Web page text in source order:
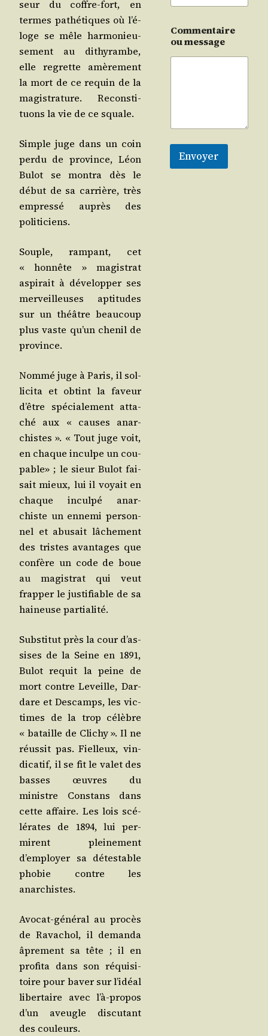
seur du coffre-fort, en
termes pathé­tiques où l’é­
loge se mêle har­mo­nieu­
se­ment au dithy­rambe,
elle regrette amè­re­ment
la mort de ce requin de la
magis­tra­ture. Recons­ti­
tuons la vie de ce squale.
Simple juge dans un coin
per­du de pro­vince, Léon
Bulot se mon­tra dès le
début de sa car­rière, très
empres­sé auprès des
politiciens.
Souple, ram­pant, cet
« hon­nête » magis­trat
aspi­rait à déve­lop­per ses
mer­veilleuses apti­tudes
sur un théâtre beau­coup
plus vaste qu’un che­nil de
province.
Nom­mé juge à Paris, il sol­
li­ci­ta et obtint la faveur
d’être spé­cia­le­ment atta­
ché aux « causes anar­
chistes ». « Tout juge voit,
en chaque inculpe un cou­
pable» ; le sieur Bulot fai­
sait mieux, lui il voyait en
chaque incul­pé anar­
chiste un enne­mi per­son­
nel et abu­sait lâche­ment
des tristes avan­tages que
confère un code de boue
au magis­trat qui veut
frap­per le jus­ti­fiable de sa
hai­neuse partialité.
Sub­sti­tut près la cour d’as­
sises de la Seine en 1891,
Bulot requit la peine de
mort contre Leveille, Dar­
dare et Des­camps, les vic­
times de la trop célèbre
« bataille de Cli­chy ». Il ne
réus­sit pas. Fiel­leux, vin­
di­ca­tif, il se fit le valet des
basses œuvres du
ministre Constans dans
cette affaire. Les lois scé­
lé­rates de 1894, lui per­
mirent plei­ne­ment
d’employer sa détes­table
pho­bie contre les
anarchistes.
Avo­cat-géné­ral au pro­cès
de Rava­chol, il deman­da
âpre­ment sa tête ; il en
pro­fi­ta dans son réqui­si­
toire pour baver sur l’i­déal
liber­taire avec l’à-pro­pos
d’un aveugle dis­cu­tant
des couleurs.
Commentaire
ou message
Envoyer